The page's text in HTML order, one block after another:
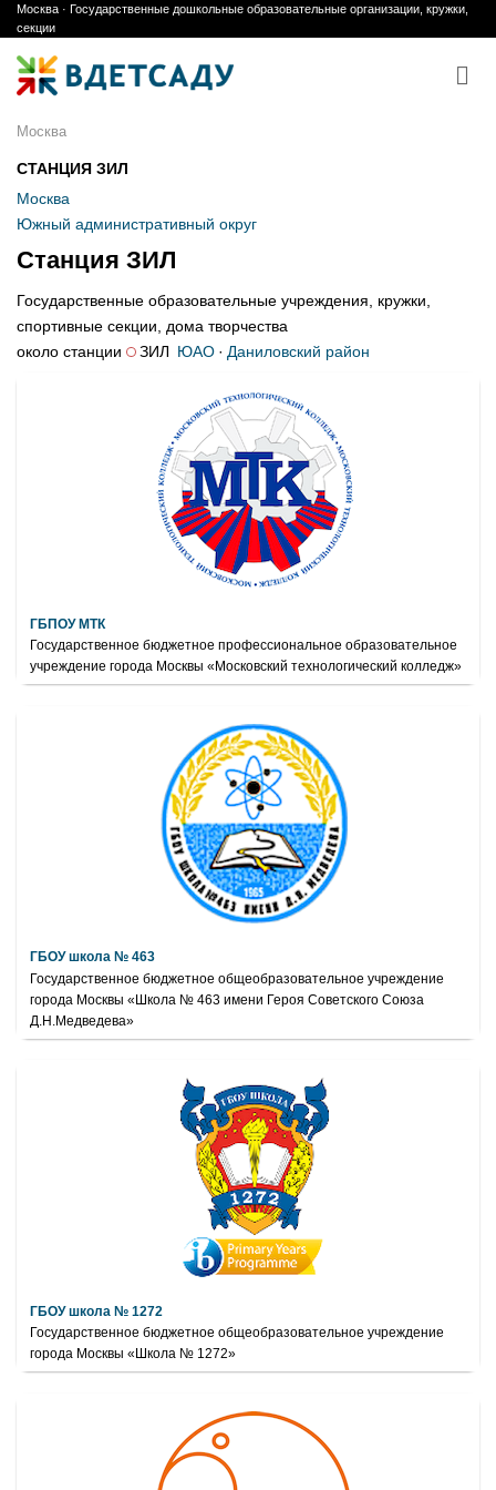
Skip
to
content
Москва · Государственные дошкольные образовательные организации, кружки,
секции
Москва
СТАНЦИЯ ЗИЛ
Москва
Южный административный округ
Станция ЗИЛ
Государственные образовательные учреждения, кружки,
спортивные секции, дома творчества
около станции
ЗИЛ ЮАО· Даниловский район
ГБПОУ МТК
Государственное бюджетное профессиональное образовательное
учреждение города Москвы «Московский технологический колледж»
ГБОУ школа № 463
Государственное бюджетное общеобразовательное учреждение
города Москвы «Школа № 463 имени Героя Советского Союза
Д.Н.Медведева»
ГБОУ школа № 1272
Государственное бюджетное общеобразовательное учреждение
города Москвы «Школа № 1272»